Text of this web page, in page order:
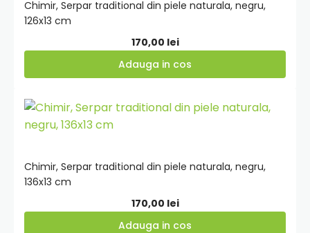
Chimir, Serpar traditional din piele naturala, negru,
126x13 cm
170,00 lei
Adauga in cos
Chimir, Serpar traditional din piele naturala, negru,
136x13 cm
170,00 lei
Adauga in cos
Adauga